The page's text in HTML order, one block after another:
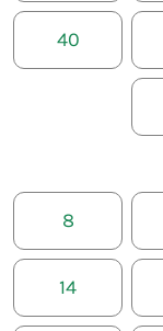
40
8
14